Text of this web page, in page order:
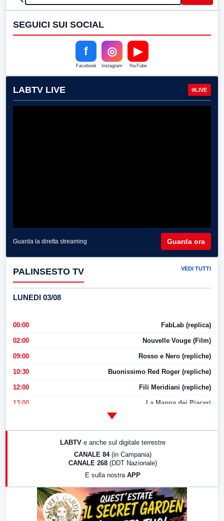
SEGUICI SUI SOCIAL
f
Facebook
◎
Instagram
▶
YouTube
LABTV LIVE LIVE
Guarda la diretta streaming Guarda ora
PALINSESTO TV VEDI TUTTI
LUNEDI 03/08
00:00 FabLab (replica)
02:00 Nouvelle Vouge (Film)
09:00 Rosso e Nero (repliche)
10:30 Buonissimo Red Roger (repliche)
12:00 Fili Meridiani (repliche)
13:00 La Mappa dei Piaceri
LabNews (replica)
LABTV e anche sul digitale terrestre
CANALE 84 (in Campania)
CANALE 268 (DDT Nazionale)
E sulla nostra APP